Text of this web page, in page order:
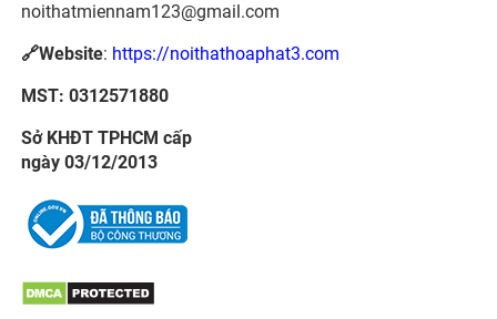
noithatmiennam123@gmail.com
🔗Website: https://noithathoaphat3.com
MST: 0312571880
Sở KHĐT TPHCM cấp
ngày 03/12/2013